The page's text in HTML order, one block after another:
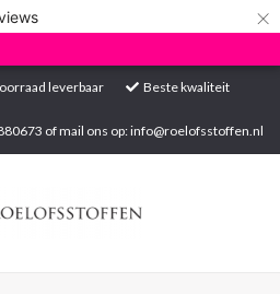
×
leverbaar
Beste kwaliteit
of mail ons op:info@roelofsstoffen.nl